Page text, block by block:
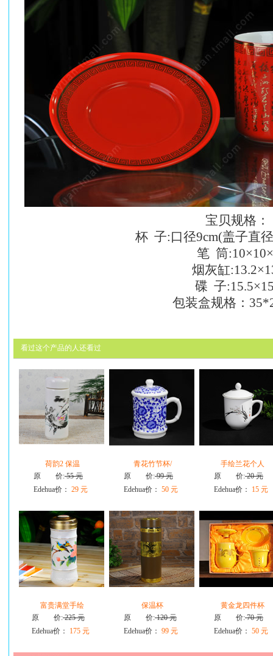
宝贝规格：
杯 子:口径9cm(盖子直径
笔 筒
烟灰缸
碟 子
包装盒规格：
看过这个产品的人还看过
荷韵2 保温
原 价:55 元
Edehua价： 29 元
青花竹节杯/
原 价:99 元
Edehua价： 50 元
手绘兰花个人
原 价:20 元
Edehua价：
15 元
富贵满堂手绘
原 价:225 元
Edehua价：
175 元
保温杯
原 价:120 元
Edehua价： 99 元
黄金龙四件杯
原 价:70 元
Edehua价： 50 元